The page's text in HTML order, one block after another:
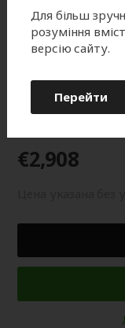
Цвет готового
Гарантия 2
€2,908
Для більш
розуміння
версію сайту.
Перейти